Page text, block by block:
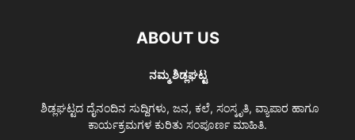
ABOUT US
ನಮ್ಮ ಶಿಡ್ಲಘಟ್ಟ
ಶಿಡ್ಲಘಟ್ಟದ ದೈನಂದಿನ ಸುದ್ದಿಗಳು, ಜನ, ಕಲೆ, ಸಂಸ್ಕೃತಿ, ವ್ಯಾಪಾರ ಹಾಗೂ
ಕಾರ್ಯಕ್ರಮಗಳ ಕುರಿತು ಸಂಪೂರ್ಣ ಮಾಹಿತಿ.